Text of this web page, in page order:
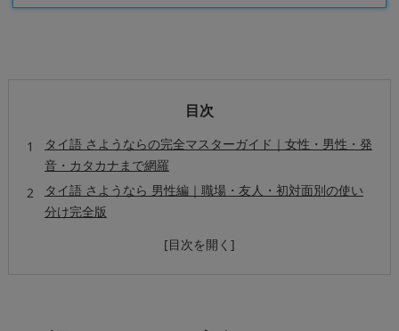
目次
タイ語 さようならの完全マスターガイド｜女性・男性・発
音・カタカナまで網羅
タイ語 さようなら 男性編｜職場・友人・初対面別の使い
分け完全版
タイ語 さようなら 発音・カタカナ完全攻略｜ネイティブ